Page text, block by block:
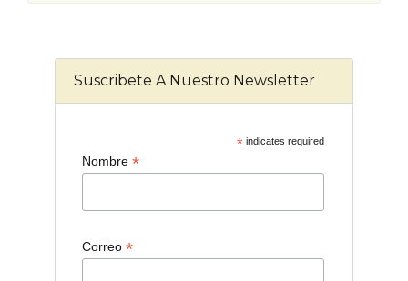
Suscribete A Nuestro Newsletter
*indicates required
Nombre *
Correo *